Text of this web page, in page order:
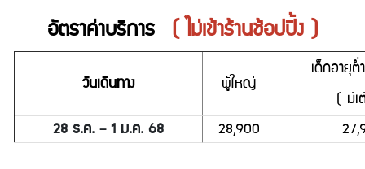
อัตราค่าบริการ ( ไม่เข้าร้านช้อปปิ้ง )
วันเดินทาง ผู้ใหญ่
เด็กอายุ
( มีเ
28 ธ.ค. – 1 ม.ค. 68
28,900